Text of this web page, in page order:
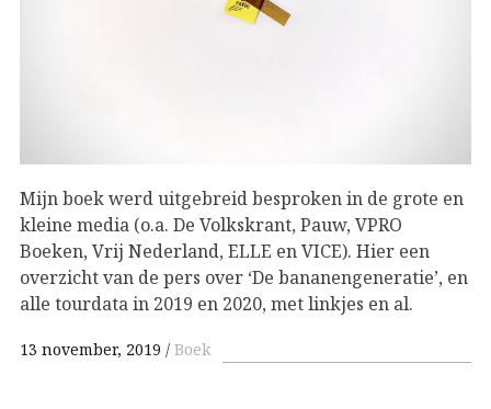
Mijn boek werd uitgebreid besproken in de grote en
kleine media (o.a. De Volkskrant, Pauw, VPRO
Boeken, Vrij Nederland, ELLE en VICE). Hier een
overzicht van de pers over ‘De bananengeneratie’, en
alle tourdata in 2019 en 2020, met linkjes en al.
13 november, 2019 Boek